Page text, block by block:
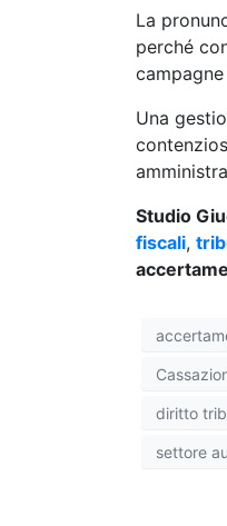
La
perché
Una
Studio
fiscali,
diritto
settore